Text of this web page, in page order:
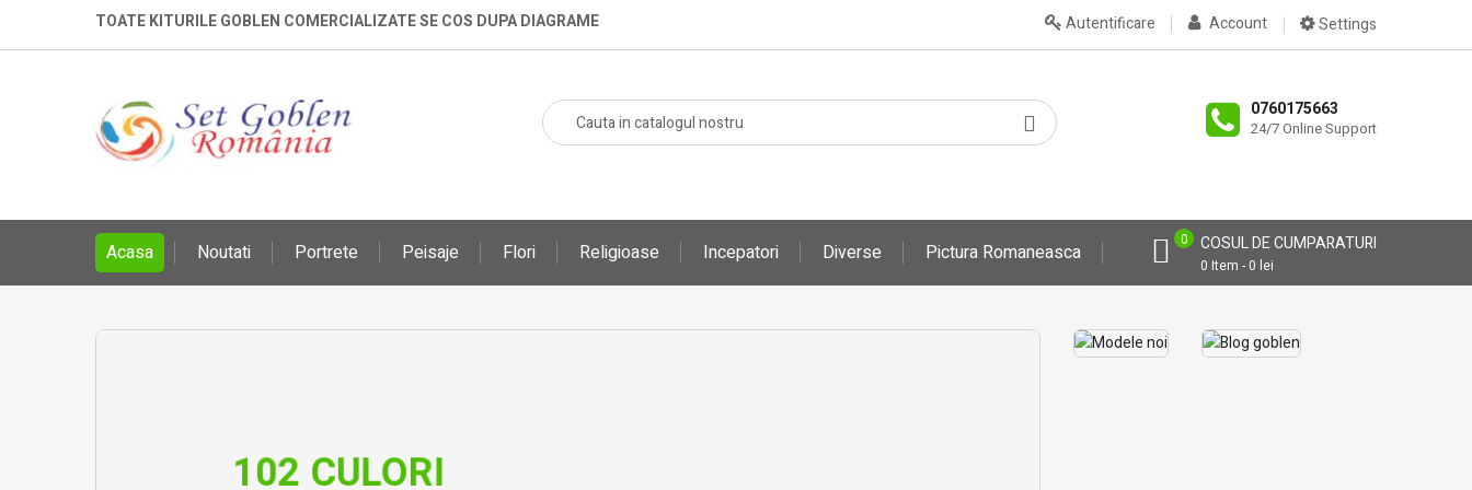
TOATE KITURILE GOBLEN COMERCIALIZATE SE COS DUPA DIAGRAME Settings
Account
Autentificare
0760175663
24/7 Online Support
COSUL DE CUMPARATURI
0 Item - 0 lei
0
Acasa Noutati Portrete Peisaje Flori Religioase Incepatori Diverse Pictura Romaneasca
102 CULORI